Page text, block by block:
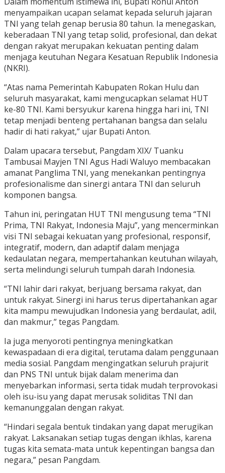
menyampaikan ucapan selamat kepada seluruh jajaran
TNI yang telah genap berusia 80 tahun. Ia menegaskan,
keberadaan TNI yang tetap solid, profesional, dan dekat
dengan rakyat merupakan kekuatan penting dalam
menjaga keutuhan Negara Kesatuan Republik Indonesia
(NKRI).
“Atas nama Pemerintah Kabupaten Rokan Hulu dan
seluruh masyarakat, kami mengucapkan selamat HUT
ke-80 TNI. Kami bersyukur karena hingga hari ini, TNI
tetap menjadi benteng pertahanan bangsa dan selalu
hadir di hati rakyat,” ujar Bupati Anton.
Dalam upacara tersebut, Pangdam XIX/ Tuanku
Tambusai Mayjen TNI Agus Hadi Waluyo membacakan
amanat Panglima TNI, yang menekankan pentingnya
profesionalisme dan sinergi antara TNI dan seluruh
komponen bangsa.
Tahun ini, peringatan HUT TNI mengusung tema “TNI
Prima, TNI Rakyat, Indonesia Maju”, yang mencerminkan
visi TNI sebagai kekuatan yang profesional, responsif,
integratif, modern, dan adaptif dalam menjaga
kedaulatan negara, mempertahankan keutuhan wilayah,
serta melindungi seluruh tumpah darah Indonesia.
“TNI lahir dari rakyat, berjuang bersama rakyat, dan
untuk rakyat. Sinergi ini harus terus dipertahankan agar
kita mampu mewujudkan Indonesia yang berdaulat, adil,
dan makmur,” tegas Pangdam.
Ia juga menyoroti pentingnya meningkatkan
kewaspadaan di era digital, terutama dalam penggunaan
media sosial. Pangdam mengingatkan seluruh prajurit
dan PNS TNI untuk bijak dalam menerima dan
menyebarkan informasi, serta tidak mudah terprovokasi
oleh isu-isu yang dapat merusak soliditas TNI dan
kemanunggalan dengan rakyat.
“Hindari segala bentuk tindakan yang dapat merugikan
rakyat. Laksanakan setiap tugas dengan ikhlas, karena
tugas kita semata-mata untuk kepentingan bangsa dan
negara,” pesan Pangdam.